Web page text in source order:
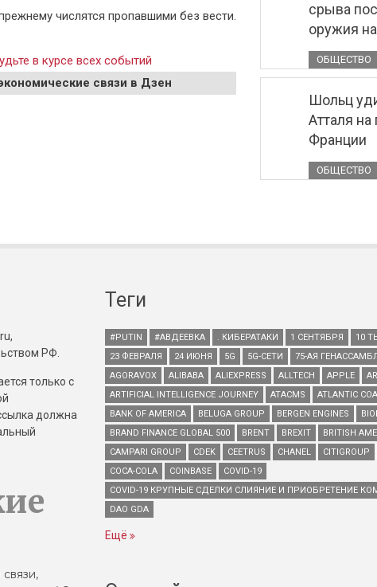
числятся пропавшими без вести.
в курсе всех событий
связи в Дзен
срыва
оружия
ОБЩЕСТВО
Шольц
Атталя
Франции
ОБЩЕСТВО
РФ.
только с
должна
Теги
#PUTIN #АВДЕЕВКА . КИБЕРАТАКИ 1 СЕНТЯБРЯ 10
23 ФЕВРАЛЯ
24 ИЮНЯ 5G 5G-СЕТИ 75-АЯ
AGORAVOX
ALIBABA ALIEXPRESS ALLTECH APPLE
ARTIFICIAL INTELLIGENCE JOURNEY
ATACMS ATLANTIC
BANK OF AMERICA
BELUGA GROUP BERGEN ENGINES
BRAND FINANCE GLOBAL 500
BRENT BREXIT BRITISH
CAMPARI GROUP
CDEK CEETRUS CHANEL CITIGROUP
COCA-COLA
COINBASE
COVID-19
COVID-19 КРУПНЫЕ СДЕЛКИ СЛИЯНИЕ И ПРИОБРЕТЕНИЕ
DAO GDA
Ещё